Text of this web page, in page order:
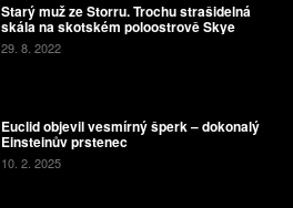
Starý muž ze Storru. Trochu strašidelná
skála na skotském poloostrově Skye
29. 8. 2022
Euclid objevil vesmírný šperk – dokonalý
Einsteinův prstenec
10. 2. 2025